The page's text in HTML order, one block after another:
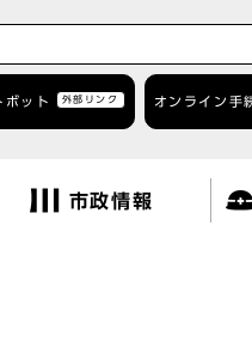
ボット 外部リンク オンライン手
市政情報